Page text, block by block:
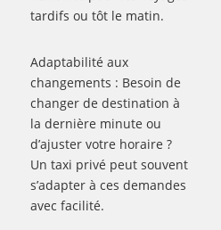
tardifs ou tôt le matin.
Adaptabilité aux
changements : Besoin de
changer de destination à
la dernière minute ou
d’ajuster votre horaire ?
Un taxi privé peut souvent
s’adapter à ces demandes
avec facilité.